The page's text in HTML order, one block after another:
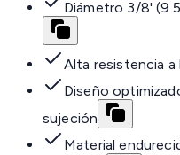
Diámetro 3/8'
Alta resistencia a
Diseño
sujeción
Material